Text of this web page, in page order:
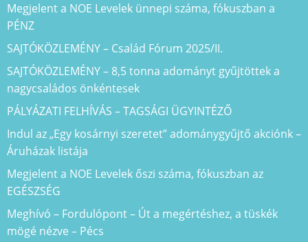
Megjelent a NOE Levelek ünnepi száma, fókuszban a
PÉNZ
SAJTÓKÖZLEMÉNY – Család Fórum 2025/II.
SAJTÓKÖZLEMÉNY – 8,5 tonna adományt gyűjtöttek a
nagycsaládos önkéntesek
PÁLYÁZATI FELHÍVÁS – TAGSÁGI ÜGYINTÉZŐ
Indul az „Egy kosárnyi szeretet” adománygyűjtő akciónk –
Áruházak listája
Megjelent a NOE Levelek őszi száma, fókuszban az
EGÉSZSÉG
Meghívó – Fordulópont – Út a megértéshez, a tüskék
mögé nézve – Pécs